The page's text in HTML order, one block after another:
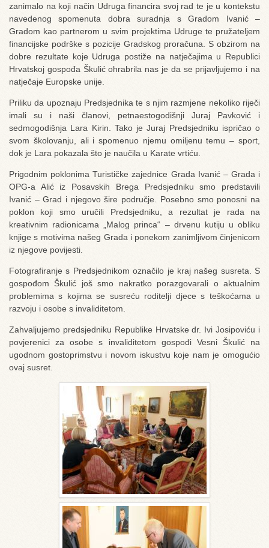
zanimalo na koji način Udruga financira svoj rad te je u kontekstu
navedenog spomenuta dobra suradnja s Gradom Ivanić –
Gradom kao partnerom u svim projektima Udruge te pružateljem
financijske podrške s pozicije Gradskog proračuna. S obzirom na
dobre rezultate koje Udruga postiže na natječajima u Republici
Hrvatskoj gospođa Škulić ohrabrila nas je da se prijavljujemo i na
natječaje Europske unije.
Priliku da upoznaju Predsjednika te s njim razmjene nekoliko riječi
imali su i naši članovi, petnaestogodišnji Juraj Pavković i
sedmogodišnja Lara Kirin. Tako je Juraj Predsjedniku ispričao o
svom školovanju, ali i spomenuo njemu omiljenu temu – sport,
dok je Lara pokazala što je naučila u Karate vrtiću.
Prigodnim poklonima Turističke zajednice Grada Ivanić – Grada i
OPG-a Alić iz Posavskih Brega Predsjedniku smo predstavili
Ivanić – Grad i njegovo šire područje. Posebno smo ponosni na
poklon koji smo uručili Predsjedniku, a rezultat je rada na
kreativnim radionicama „Malog princa“ – drvenu kutiju u obliku
knjige s motivima našeg Grada i ponekom zanimljivom činjenicom
iz njegove povijesti.
Fotografiranje s Predsjednikom označilo je kraj našeg susreta. S
gospođom Škulić još smo nakratko porazgovarali o aktualnim
problemima s kojima se susreću roditelji djece s teškoćama u
razvoju i osobe s invaliditetom.
Zahvaljujemo predsjedniku Republike Hrvatske dr. Ivi Josipoviću i
povjerenici za osobe s invaliditetom gospođi Vesni Škulić na
ugodnom gostoprimstvu i novom iskustvu koje nam je omogućio
ovaj susret.